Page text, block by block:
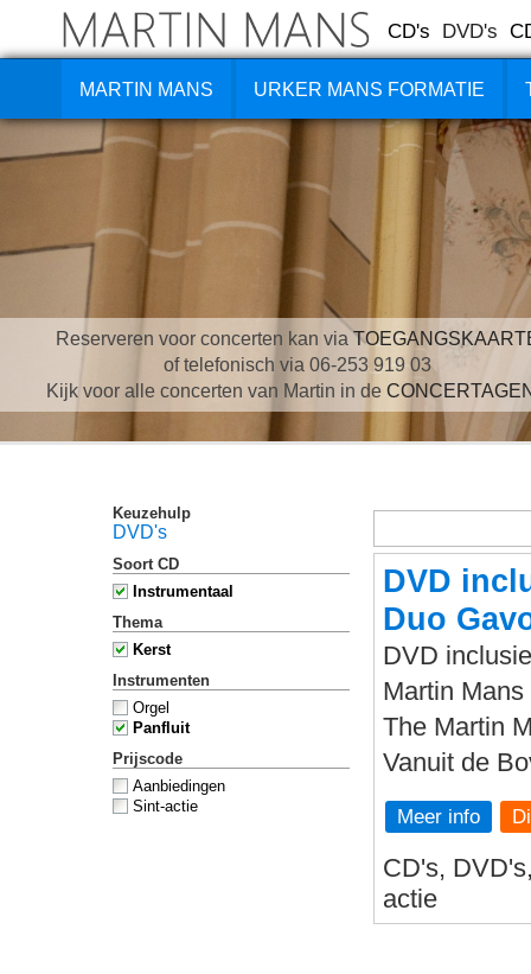
CD's DVD's
MARTIN MANS URKER MANS FORMATIE
Reserveren voor concerten kan via
of telefonisch via 06-253 919 03
Kijk voor alle concerten van Martin in de
Keuzehulp
DVD's
Soort CD
Instrumentaal
Thema
Kerst
Instrumenten
Orgel
Panfluit
Prijscode
Aanbiedingen
Sint-actie
DVD
Duo
DVD
Martin
The Martin
Vanuit de
Meer info
CD's,
actie